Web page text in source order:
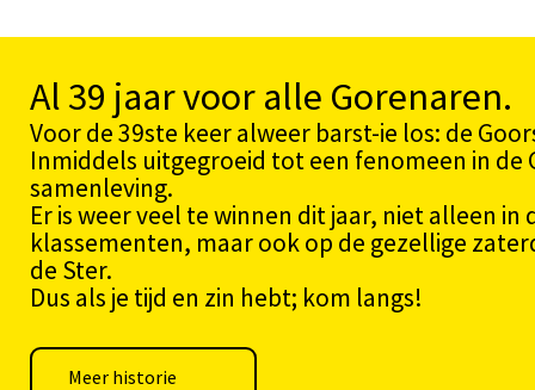
Al 39 jaar voor alle Gorenaren.
Voor de 39ste keer alweer barst-ie los: de
Inmiddels uitgegroeid tot een fenomeen in de
samenleving.
Er is weer veel te winnen dit jaar, niet alleen in
klassementen, maar ook op de gezellige
de Ster.
Dus als je tijd en zin hebt; kom langs!
Meer historie